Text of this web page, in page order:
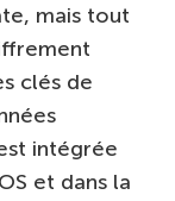
mais tout
clés de
intégrée
et dans la